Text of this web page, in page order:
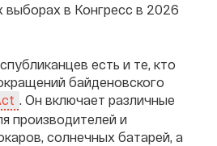
в Конгресс в 2026
есть и те, кто
байденовского
. Он включает различные
производителей и
солнечных батарей, а